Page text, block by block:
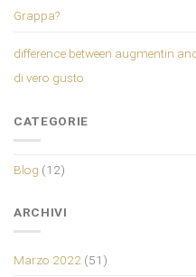
Grappa?
difference between augmentin
di vero gusto
CATEGORIE
Blog (12)
ARCHIVI
Marzo 2022 (51)